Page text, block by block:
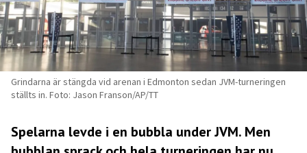
Grindarna är stängda vid arenan i Edmonton sedan JVM-turneringen
ställts in. Foto: Jason Franson/AP/TT
Spelarna levde i en bubbla under JVM. Men